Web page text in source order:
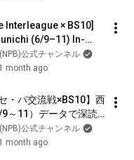
Interleague × BS10]
(6/9–11) In-
Analysis! Highlights
公式チャンネル
1 month ago
・パ交流戦×BS10】西
～11）データで深読
ト 公式チャンネル
1 month ago